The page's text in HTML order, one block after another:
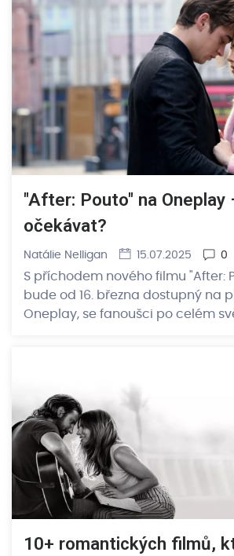
"After: Pouto" na Oneplay
očekávat?
Natálie Nelligan 15.07.2025 0
S příchodem nového filmu "After:
bude od 16. března dostupný na
Oneplay, se fanoušci po celém
10+ romantických filmů,